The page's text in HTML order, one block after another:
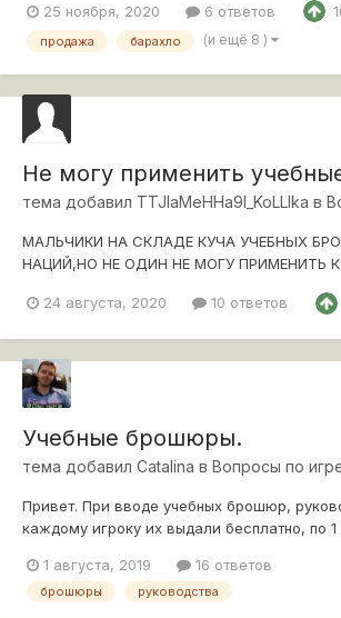
вознаграждение.при постоянной нехватке
будующем планируется изменения по
25 ноября, 2020 6 ответов
продажа барахло (и ещё 8 )
Не могу применить
тема добавил TTJIaMeHHa9I_KoLLIka в
МАЛЬЧИКИ НА СКЛАДЕ КУЧА УЧЕБНЫХ
НАЦИЙ,НО НЕ ОДИН НЕ МОГУ ПРИМЕНИТЬ
КАЧАЮТСЯ,В ЧЁМ ЖЕ ДЕЛО?
24 августа, 2020 10 ответов
Учебные брошюры.
тема добавил Catalina в Вопросы по
Привет. При вводе учебных брошюр,
каждому игроку их выдали бесплатно, по
руководство. Продать их нельзя (хотя
200.000 соответственно) - выдает Ошибку
1 августа, 2019 16 ответов
брошюры руководства